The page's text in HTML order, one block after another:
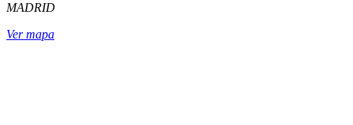
MADRID
Ver mapa